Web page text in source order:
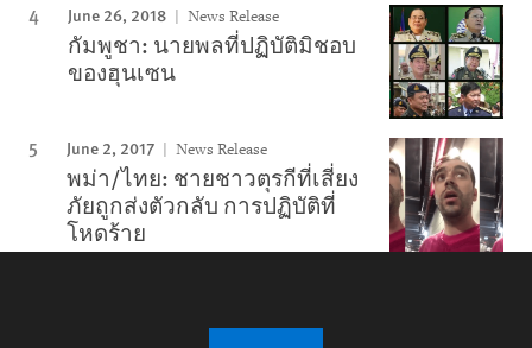
June 26, 2018 News Release
กัมพูชา: นายพลที่ปฏิบัติมิชอบ
ของฮุนเซน
June 2, 2017 News Release
พม่า/ไทย: ชายชาวตุรกีที่เสี่ยง
ภัยถูกส่งตัวกลับ การปฏิบัติที่
โหดร้าย